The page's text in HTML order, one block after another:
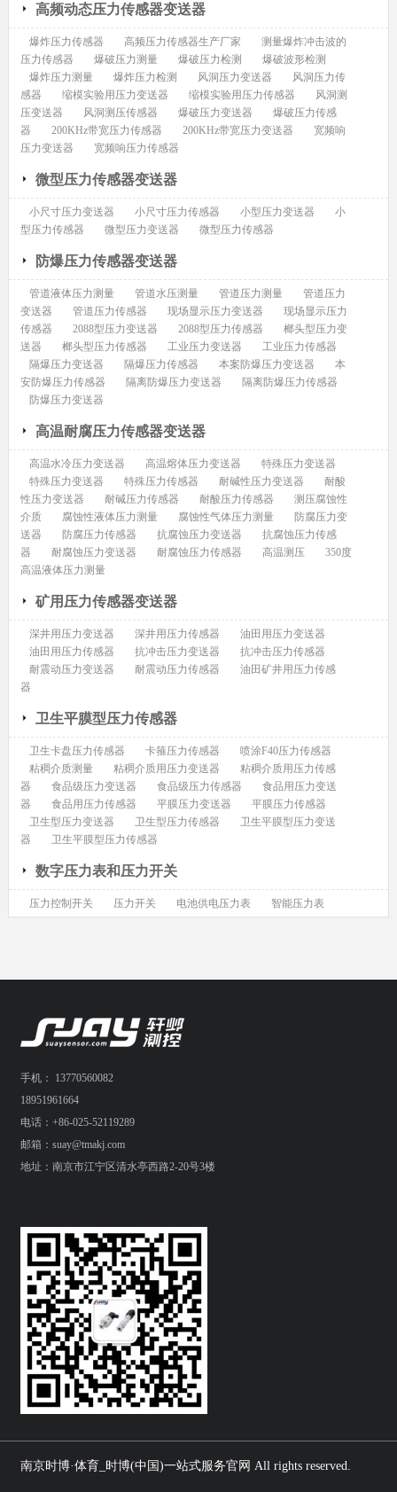
高频动态压力传感器变送器
爆炸压力传感器 高频压力传感器生产厂家
测量爆炸冲击波的
压力传感器
爆破压力测量 爆破压力检测
爆破波形检测
爆炸压力测量
爆炸压力检测 风洞压力变送器
风洞压力传
感器
缩模实验用压力变送器 缩模实验用压力传感器
风洞测
压变送器
风洞测压传感器 爆破压力变送器
爆破压力传感
器
200KHz带宽压力传感器 200KHz带宽压力变送器
宽频响
压力变送器
宽频响压力传感器
微型压力传感器变送器
小尺寸压力变送器 小尺寸压力传感器 小型压力变送器
小
型压力传感器
微型压力变送器 微型压力传感器
防爆压力传感器变送器
管道液体压力测量 管道水压测量 管道压力测量
管道压力
变送器
管道压力传感器 现场显示压力变送器
现场显示压力
传感器
2088型压力变送器 2088型压力传感器
榔头型压力变
送器
榔头型压力传感器 工业压力变送器
工业压力传感器
隔爆压力变送器
隔爆压力传感器 本案防爆压力变送器
本
安防爆压力传感器
隔离防爆压力变送器
隔离防爆压力传感器
防爆压力变送器
高温耐腐压力传感器变送器
高温水冷压力变送器 高温熔体压力变送器
特殊压力变送器
特殊压力变送器
特殊压力传感器 耐碱性压力变送器
耐酸
性压力变送器
耐碱压力传感器 耐酸压力传感器
测压腐蚀性
介质
腐蚀性液体压力测量 腐蚀性气体压力测量
防腐压力变
送器
防腐压力传感器 抗腐蚀压力变送器
抗腐蚀压力传感
器
耐腐蚀压力变送器 耐腐蚀压力传感器 高温测压
350度
高温液体压力测量
矿用压力传感器变送器
深井用压力变送器 深井用压力传感器
油田用压力变送器
油田用压力传感器
抗冲击压力变送器
抗冲击压力传感器
耐震动压力变送器
耐震动压力传感器
油田矿井用压力传感
器
卫生平膜型压力传感器
卫生卡盘压力传感器 卡箍压力传感器
喷涂F40压力传感器
粘稠介质测量
粘稠介质用压力变送器
粘稠介质用压力传感
器
食品级压力变送器 食品级压力传感器
食品用压力变送
器
食品用压力传感器 平膜压力变送器
平膜压力传感器
卫生型压力变送器
卫生型压力传感器
卫生平膜型压力变送
器
卫生平膜型压力传感器
数字压力表和压力开关
压力控制开关 压力开关 电池供电压力表 智能压力表
手机： 13770560082
18951961664
电话：+86-025-52119289
邮箱：suay@tmakj.com
地址：南京市江宁区清水亭西路2-20号3楼
南京时博·体育_时博(中国)一站式服务官网 All rights reserved.